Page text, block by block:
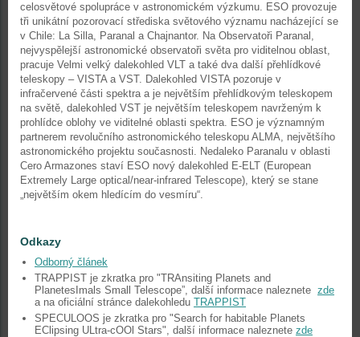
celosvětové spolupráce v astronomickém výzkumu. ESO provozuje
tři unikátní pozorovací střediska světového významu nacházející se
v Chile: La Silla, Paranal a Chajnantor. Na Observatoři Paranal,
nejvyspělejší astronomické observatoři světa pro viditelnou oblast,
pracuje Velmi velký dalekohled VLT a také dva další přehlídkové
teleskopy – VISTA a VST. Dalekohled VISTA pozoruje v
infračervené části spektra a je největším přehlídkovým teleskopem
na světě, dalekohled VST je největším teleskopem navrženým k
prohlídce oblohy ve viditelné oblasti spektra. ESO je významným
partnerem revolučního astronomického teleskopu ALMA, největšího
astronomického projektu současnosti. Nedaleko Paranalu v oblasti
Cero Armazones staví ESO nový dalekohled E-ELT (European
Extremely Large optical/near-infrared Telescope), který se stane
„největším okem hledícím do vesmíru“.
Odkazy
Odborný článek
TRAPPIST je zkratka pro "TRAnsiting Planets and
PlanetesImals Small Telescope”, další informace naleznete zde
a na oficiální stránce dalekohledu TRAPPIST
SPECULOOS je zkratka pro "Search for habitable Planets
EClipsing ULtra-cOOl Stars", další informace naleznete zde